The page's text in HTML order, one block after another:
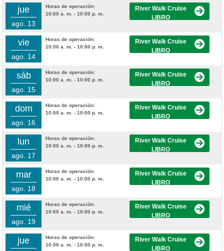
jue
ago. 13
Horas de operación:
10:00 a. m. - 10:00 p. m.
River Walk Cruise
LIBRO
vie
ago. 14
Horas de operación:
10:00 a. m. - 10:00 p. m.
River Walk Cruise
LIBRO
sáb
ago. 15
Horas de operación:
10:00 a. m. - 10:00 p. m.
River Walk Cruise
LIBRO
dom
ago. 16
Horas de operación:
10:00 a. m. - 10:00 p. m.
River Walk Cruise
LIBRO
lun
ago. 17
Horas de operación:
10:00 a. m. - 10:00 p. m.
River Walk Cruise
LIBRO
mar
ago. 18
Horas de operación:
10:00 a. m. - 10:00 p. m.
River Walk Cruise
LIBRO
mié
ago. 19
Horas de operación:
10:00 a. m. - 10:00 p. m.
River Walk Cruise
LIBRO
jue
Horas de operación:
10:00 a. m. - 10:00 p. m.
River Walk Cruise
LIBRO